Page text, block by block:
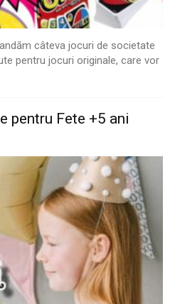
câteva jocuri de societate
pentru jocuri originale, care vor
pentru Fete +5 ani